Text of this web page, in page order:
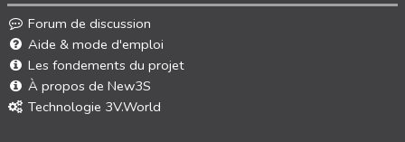
Forum de discussion
Aide & mode d'emploi
Les fondements du projet
À propos de New3S
Technologie 3V.World